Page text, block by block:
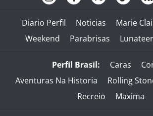
Diario Perfil Noticias Marie
Weekend
Parabrisas
Perfil Brasil: Caras
Aventuras Na Historia
Rolling
Recreio
Maxima